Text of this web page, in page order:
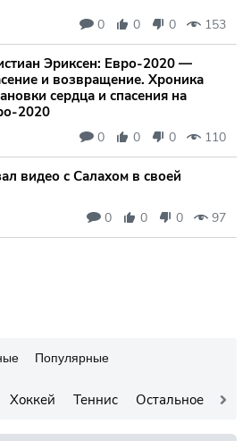
Популярные
Хоккей Теннис Остальное
0 0 0 153
Эриксен: Евро‑2020 —
и возвращение. Хроника
сердца и спасения на
0 0 0 110
видео с Салахом в своей
0 0 0 97